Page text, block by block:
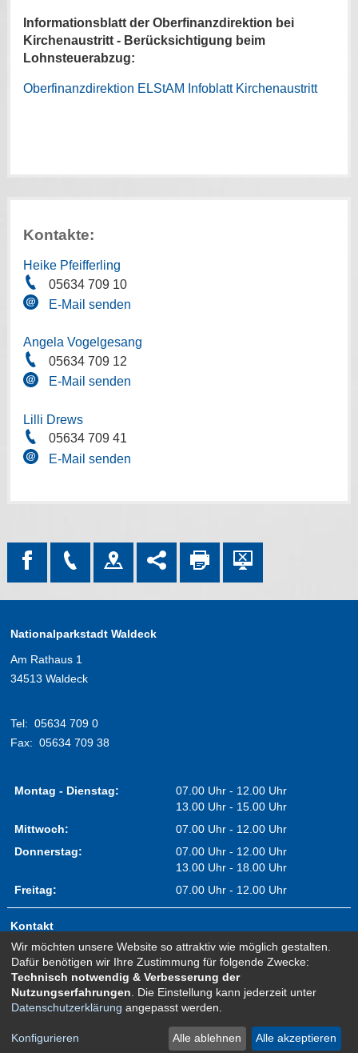
Informationsblatt der Oberfinanzdirektion bei
Kirchenaustritt - Berücksichtigung beim
Lohnsteuerabzug:
Oberfinanzdirektion ELStAM Infoblatt Kirchenaustritt
Kontakte:
Heike Pfeifferling
05634 709 10
E-Mail senden
Angela Vogelgesang
05634 709 12
E-Mail senden
Lilli Drews
05634 709 41
E-Mail senden
Nationalparkstadt Waldeck
Am Rathaus 1
34513 Waldeck
Tel: 05634 709 0
Fax: 05634 709 38
Montag - Dienstag:
07.00 Uhr - 12.00 Uhr
13.00 Uhr - 15.00 Uhr
Mittwoch:
07.00 Uhr - 12.00 Uhr
Donnerstag:
07.00 Uhr - 12.00 Uhr
13.00 Uhr - 18.00 Uhr
Freitag:
07.00 Uhr - 12.00 Uhr
Kontakt
Impressum
Erklärung zur Barrierefreiheit
Sitemap
Newsletter Anmeldung
Datenschutz
Wir möchten unsere Website so attraktiv wie möglich gestalten.
Dafür benötigen wir Ihre Zustimmung für folgende Zwecke:
Technisch notwendig & Verbesserung der
Nutzungserfahrungen . Die Einstellung kann jederzeit unter
Datenschutzerklärung angepasst werden.
Konfigurieren Alle ablehnen Alle akzeptieren